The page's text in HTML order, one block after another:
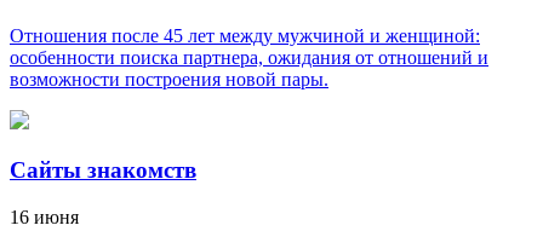
Отношения после 45 лет между мужчиной и женщиной:
особенности поиска партнера, ожидания от отношений и
возможности построения новой пары.
Сайты знакомств
16 июня